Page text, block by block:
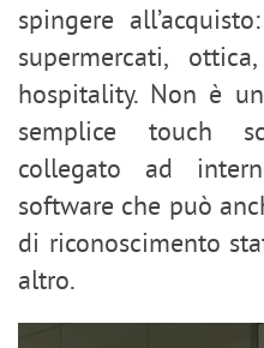
spingere
supermercati,
hospitality. Non è
semplice touch
collegato ad
software che può
di riconoscimento
altro.